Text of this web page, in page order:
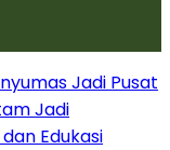
Jadi Pusat
Jadi
Edukasi